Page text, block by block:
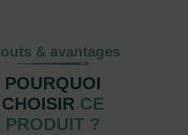
& avantages
POURQUOI
CHOISIR CE
PRODUIT ?